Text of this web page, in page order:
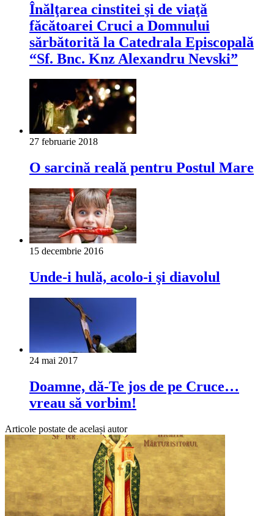
Înălţarea cinstitei şi de viaţă
făcătoarei Cruci a Domnului
sărbătorită la Catedrala Episcopală
“Sf. Bnc. Knz Alexandru Nevski”
27 februarie 2018
O sarcină reală pentru Postul Mare
15 decembrie 2016
Unde-i hulă, acolo-i şi diavolul
24 mai 2017
Doamne, dă-Te jos de pe Cruce…
vreau să vorbim!
Articole postate de același autor